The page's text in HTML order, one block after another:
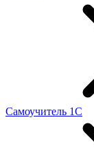
Самоучитель 1С